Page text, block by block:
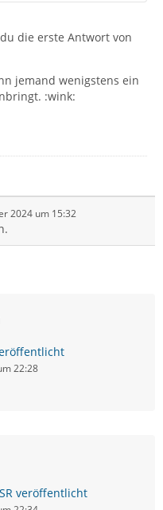
die erste Antwort von
jemand wenigstens ein
:wink:
2024 um 15:32
22:28
veröffentlicht